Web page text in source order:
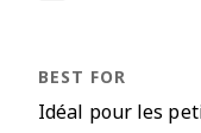
Idéal pour les